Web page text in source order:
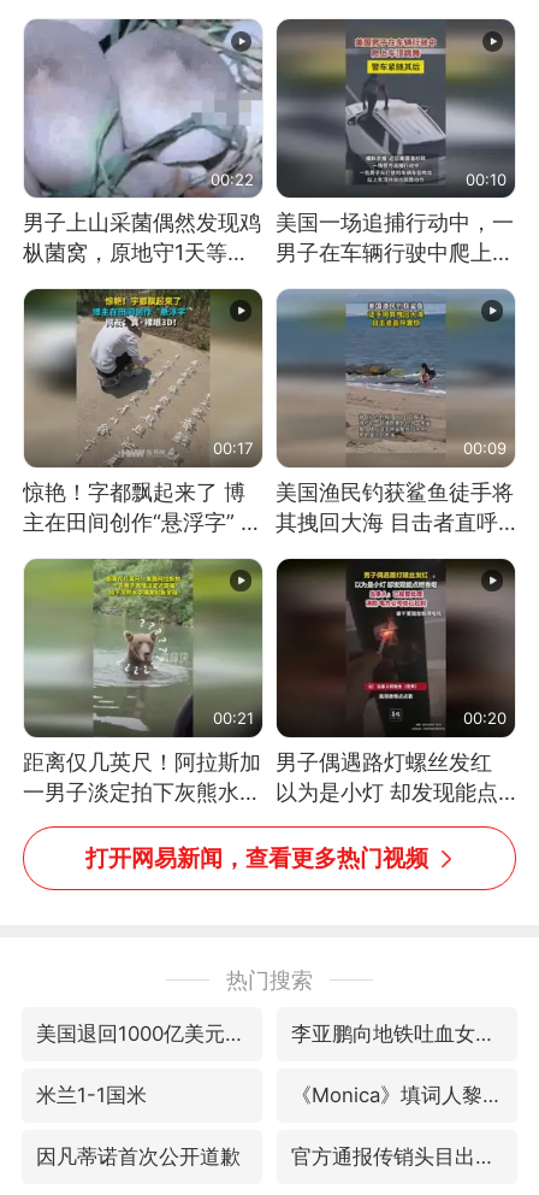
00:22
男子上山采菌偶然发现鸡
枞菌窝，原地守1天等它
00:10
美国一场追捕行动中，一
男子在车辆行驶中爬上车
00:17
惊艳！字都飘起来了 博
主在田间创作“悬浮字” 网
00:09
美国渔民钓获鲨鱼徒手将
其拽回大海 目击者直呼
消息）
00:21
距离仅几英尺！阿拉斯加
一男子淡定拍下灰熊水中
捕食鲑鱼全程
00:20
男子偶遇路灯螺丝发红
以为是小灯 却发现能点
燃香烟 当事人：已报警
处理
打开网易新闻，查看更多热门视频
热门搜索
美国退回1000亿美元关税 李亚鹏向地铁吐血女孩捐99999元
米兰1-1国米 《Monica》填词人黎彼得去世
因凡蒂诺首次公开道歉 官方通报传销头目出狱办书院